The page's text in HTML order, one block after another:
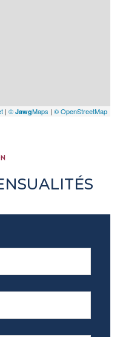
| © JawgMaps | © OpenStreetMap